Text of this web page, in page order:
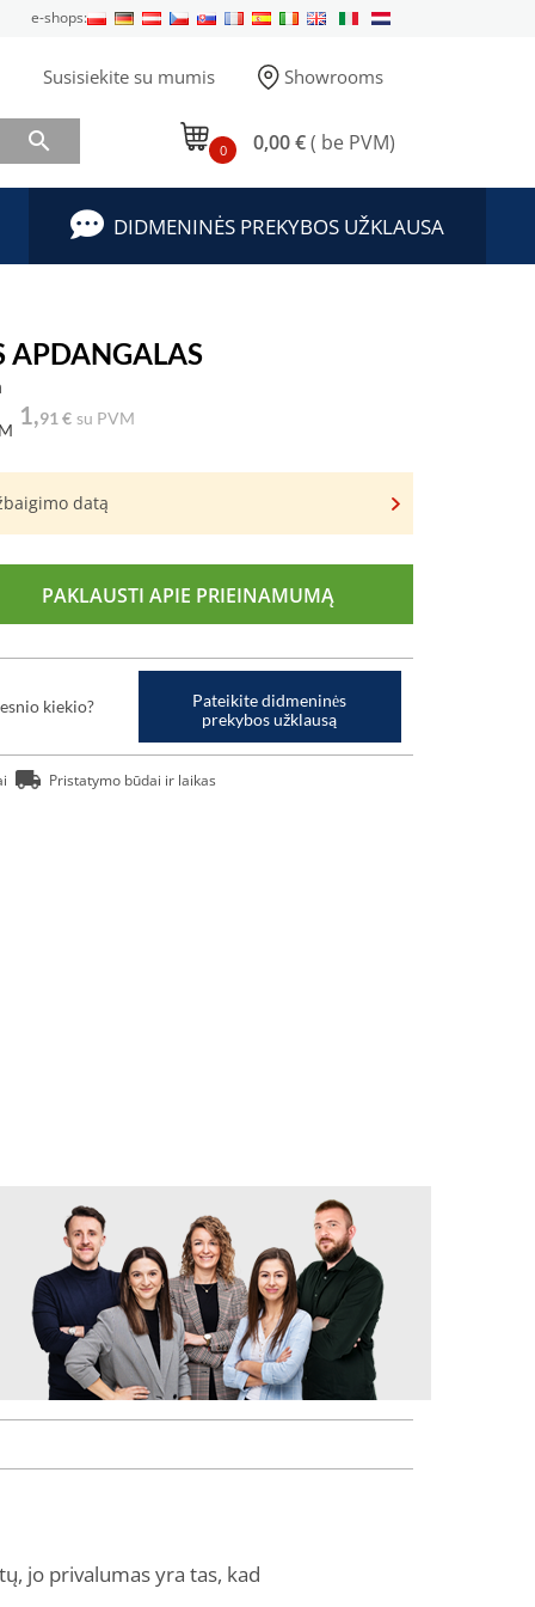
e-shops:
Susisiekite su mumis Showrooms
 0 0,00 €( be PVM)
DIDMENINĖS PREKYBOS UŽKLAUSA
APDANGALAS
1,91 € su PVM
datą
PAKLAUSTI APIE PRIEINAMUMĄ
kiekio?
Pateikite didmeninės
prekybos užklausą
Pristatymo būdai ir laikas
jo privalumas yra tas, kad